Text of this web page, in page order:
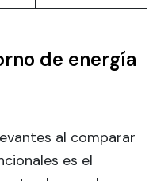
de energía
al comparar
es el